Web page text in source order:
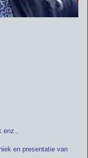
en presentatie van